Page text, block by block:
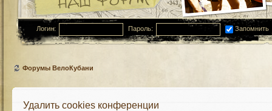
Логин: Пароль: Запомнить
Форумы ВелоКубани
Удалить cookies конференции